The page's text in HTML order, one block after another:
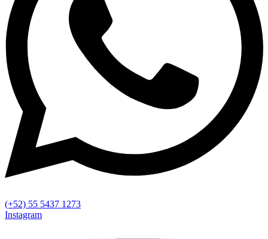
(+52) 55 5437 1273
Instagram